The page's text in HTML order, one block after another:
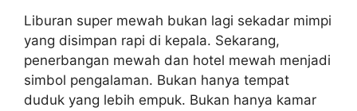
Liburan super mewah bukan lagi sekadar mimpi
yang disimpan rapi di kepala. Sekarang,
penerbangan mewah dan hotel mewah menjadi
simbol pengalaman. Bukan hanya tempat
duduk yang lebih empuk. Bukan hanya kamar